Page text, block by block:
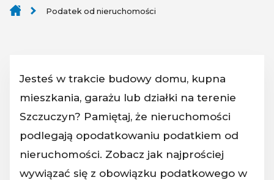
Podatek od nieruchomości
Jesteś w trakcie budowy domu, kupna
mieszkania, garażu lub działki na terenie
Szczuczyn? Pamiętaj, że nieruchomości
podlegają opodatkowaniu podatkiem od
nieruchomości. Zobacz jak najprościej
wywiązać się z obowiązku podatkowego w